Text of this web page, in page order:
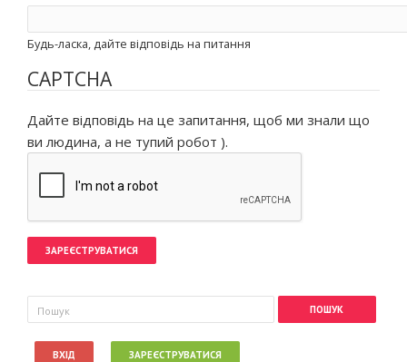
Будь-ласка, дайте відповідь на питання
CAPTCHA
Дайте відповідь на це запитання, щоб ми знали що
ви людина, а не тупий робот ).
Пошукова форма
Пошук
ВХІД ЗАРЕЄСТРУВАТИСЯ